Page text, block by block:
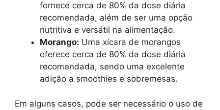
fornece cerca de 80% da dose diária
recomendada, além de ser uma opção
nutritiva e versátil na alimentação.
Morango: Uma xícara de morangos
oferece cerca de 80% da dose diária
recomendada, sendo uma excelente
adição a smoothies e sobremesas.
Em alguns casos, pode ser necessário o uso de